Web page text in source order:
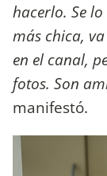
hacerlo. Se
más chica,
en el canal,
fotos. Son
manifestó.